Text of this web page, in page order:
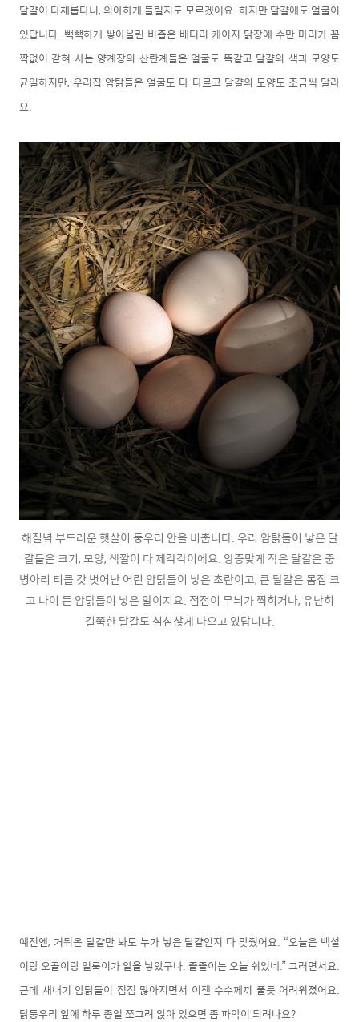
달걀이 다채롭다니, 의아하게 들릴지도 모르겠어요. 하지만 달걀에도 얼굴이
있답니다. 빽빽하게 쌓아올린 비좁은 배터리 케이지 닭장에 수만 마리가 꼼
짝없이 갇혀 사는 양계장의 산란계들은 얼굴도 똑같고 달걀의 색과 모양도
균일하지만, 우리집 암탉들은 얼굴도 다 다르고 달걀의 모양도 조금씩 달라
요.
해질녘 부드러운 햇살이 둥우리 안을 비춥니다. 우리 암탉들이 낳은 달
걀들은 크기, 모양, 색깔이 다 제각각이에요. 앙증맞게 작은 달걀은 중
병아리 티를 갓 벗어난 어린 암탉들이 낳은 초란이고, 큰 달걀은 몸집 크
고 나이 든 암탉들이 낳은 알이지요. 점점이 무늬가 찍히거나, 유난히
길쭉한 달걀도 심심찮게 나오고 있답니다.
예전엔, 거둬온 달걀만 봐도 누가 낳은 달걀인지 다 맞췄어요. “오늘은 백설
이랑 오골이랑 얼룩이가 알을 낳았구나. 졸졸이는 오늘 쉬었네.” 그러면서요.
근데 새내기 암탉들이 점점 많아지면서 이젠 수수께끼 풀듯 어려워졌어요.
닭둥우리 앞에 하루 종일 쪼그려 앉아 있으면 좀 파악이 되려나요?